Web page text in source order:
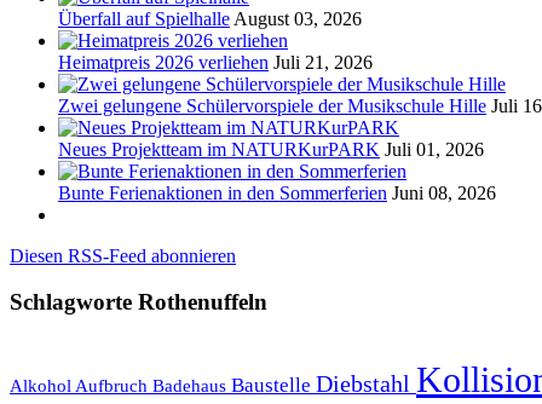
Überfall auf Spielhalle August 03, 2026
Heimatpreis 2026 verliehen Juli 21, 2026
Zwei gelungene Schülervorspiele der Musikschule Hille Juli
Neues Projektteam im NATURKurPARK Juli 01, 2026
Bunte Ferienaktionen in den Sommerferien Juni 08, 2026
Diesen RSS-Feed abonnieren
Schlagworte Rothenuffeln
Alkohol Aufbruch Badehaus Baustelle Diebstahl